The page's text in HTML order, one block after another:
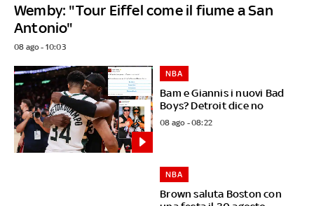
Wemby: "Tour Eiffel come il fiume a San
Antonio"
08 ago - 10:03
Bam e Giannis i nuovi Bad
Boys? Detroit dice no
NBA
08 ago - 08:22
Brown saluta Boston con
NBA